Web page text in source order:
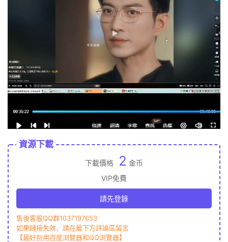
資源下載
下載價格 2 金币
VIP免費
請先登錄
售後客服QQ群1037197653
如果鏈接失效，請在最下方評論區留言
【最好别用百度浏覽器和QQ浏覽器】